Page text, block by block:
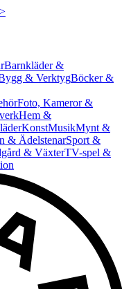
Barnkläder &
& VerktygBöcker &
Foto, Kameror &
Hem &
KonstMusikMynt &
& ÄdelstenarSport &
& VäxterTV-spel &